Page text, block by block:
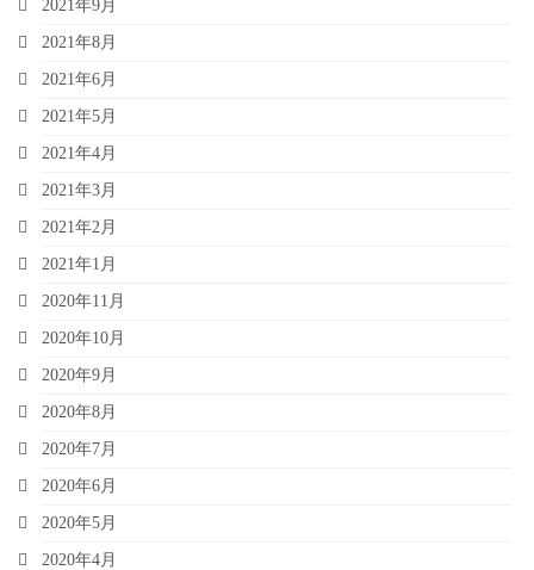
2021年9月
2021年8月
2021年6月
2021年5月
2021年4月
2021年3月
2021年2月
2021年1月
2020年11月
2020年10月
2020年9月
2020年8月
2020年7月
2020年6月
2020年5月
2020年4月